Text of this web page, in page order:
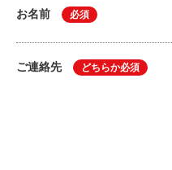
お名前 必須
ご連絡先 どちらか必須